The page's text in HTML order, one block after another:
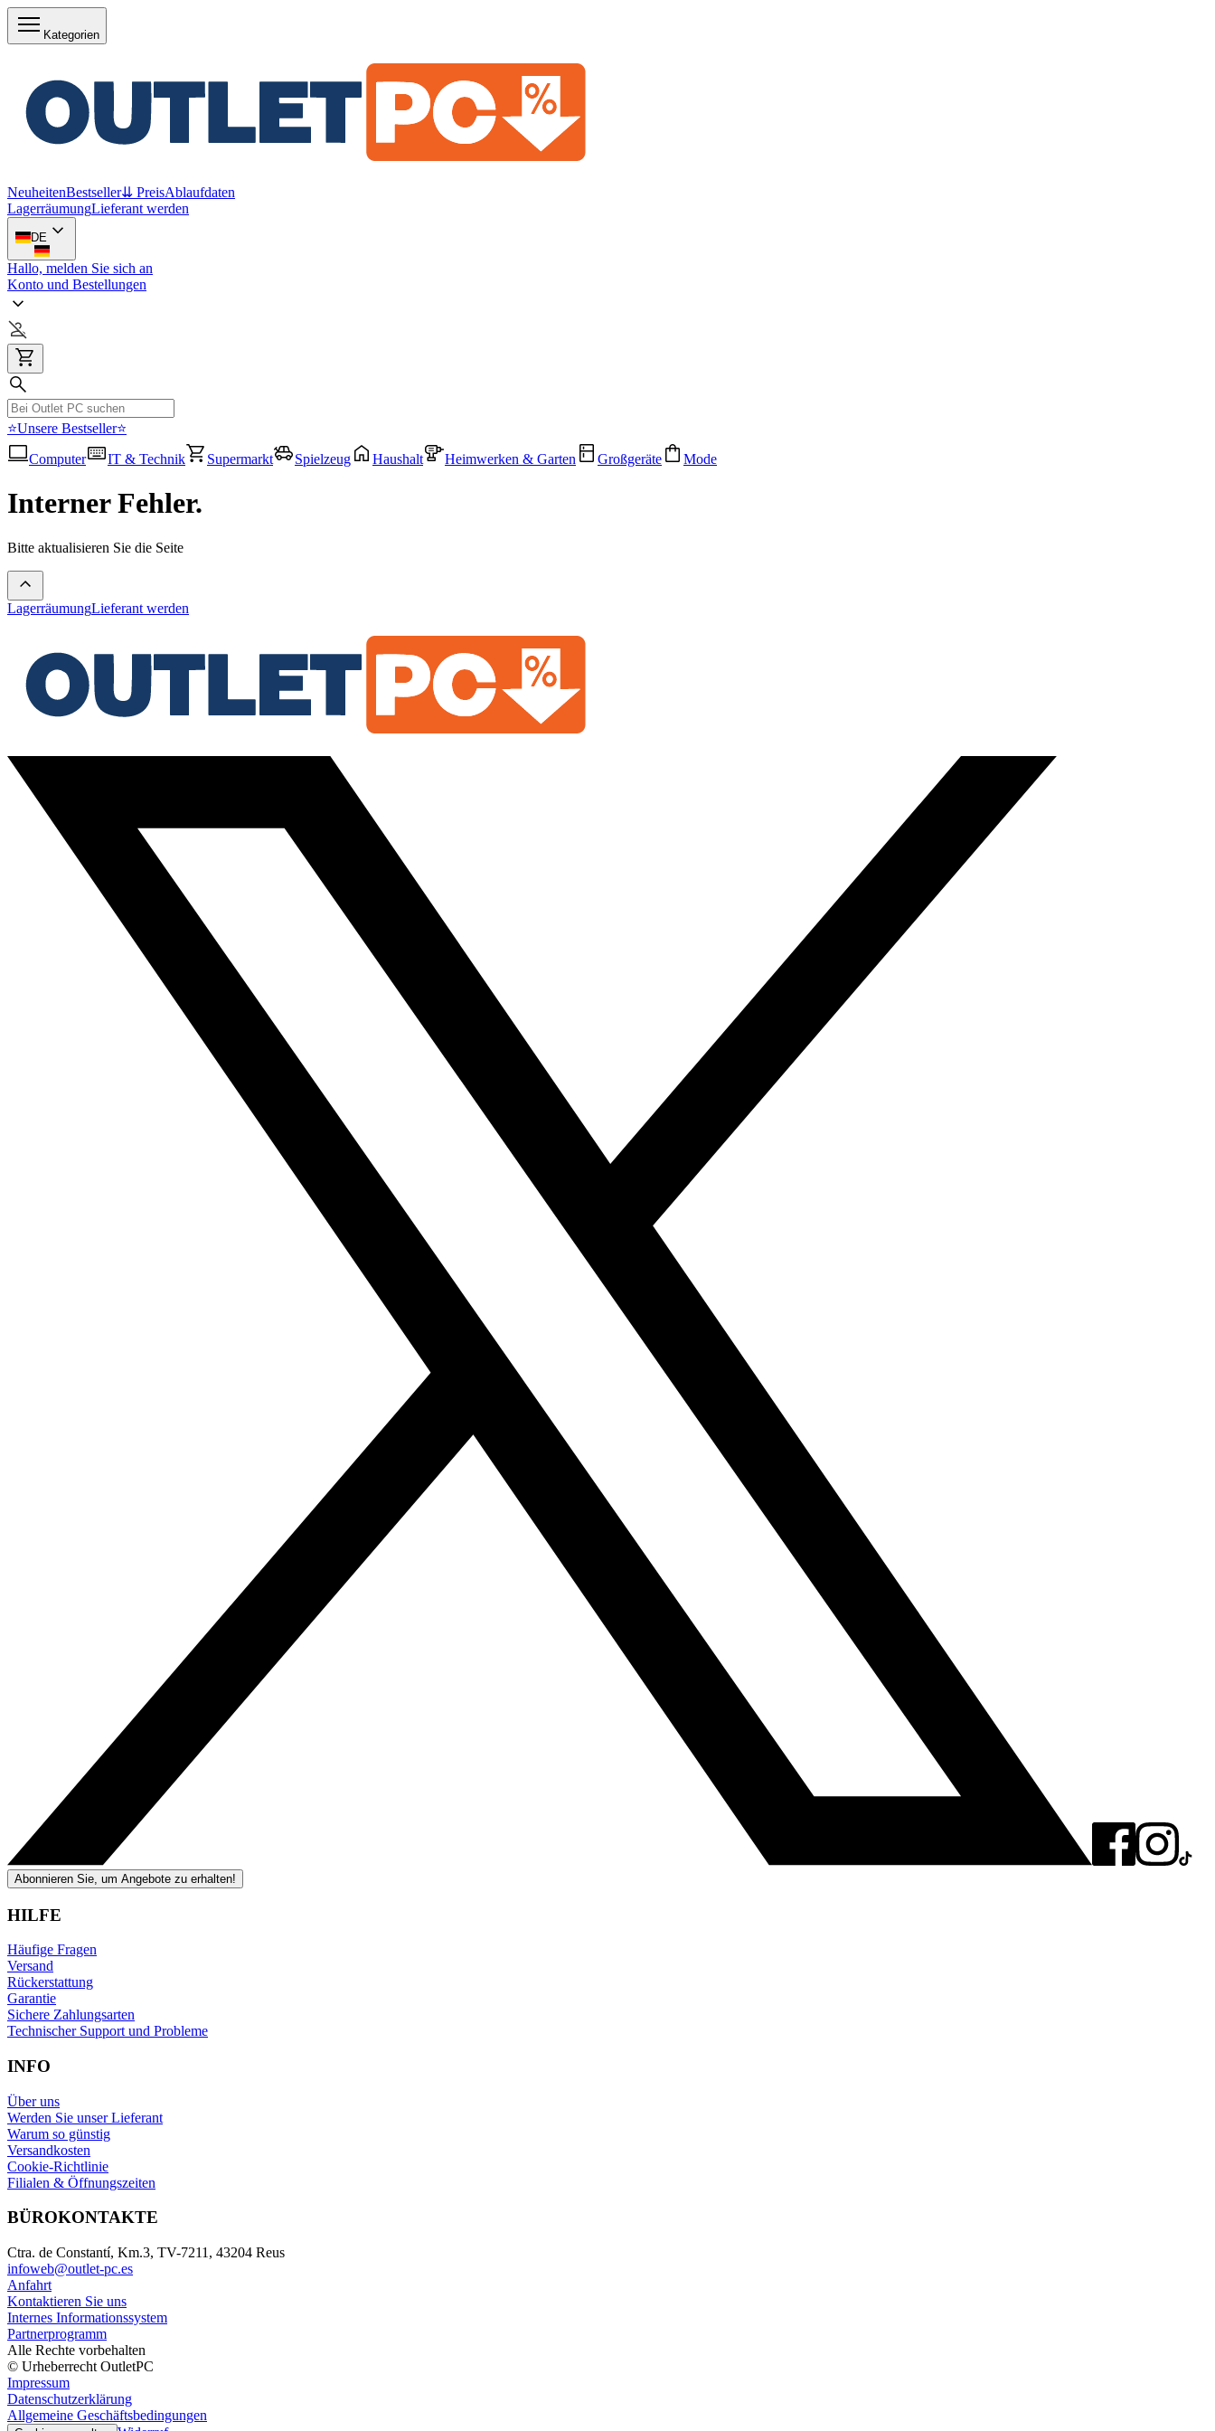
Kategorien
NeuheitenBestseller⇊ PreisAblaufdaten
LagerräumungLieferant werden
DE
Hallo, melden Sie sich an
Konto und Bestellungen
⭐Unsere Bestseller⭐
Computer
IT & Technik Supermarkt Spielzeug Haushalt Heimwerken & Garten Großgeräte Mode
Interner Fehler.
Bitte aktualisieren Sie die Seite
LagerräumungLieferant werden
Abonnieren Sie, um Angebote zu erhalten!
HILFE
Häufige Fragen
Versand
Rückerstattung
Garantie
Sichere Zahlungsarten
Technischer Support und Probleme
INFO
Über uns
Werden Sie unser Lieferant
Warum so günstig
Versandkosten
Cookie-Richtlinie
Filialen & Öffnungszeiten
BÜROKONTAKTE
Ctra. de Constantí, Km.3, TV-7211, 43204 Reus
infoweb@outlet-pc.es
Anfahrt
Kontaktieren Sie uns
Internes Informationssystem
Partnerprogramm
Alle Rechte vorbehalten
© Urheberrecht OutletPC
Impressum
Datenschutzerklärung
Allgemeine Geschäftsbedingungen